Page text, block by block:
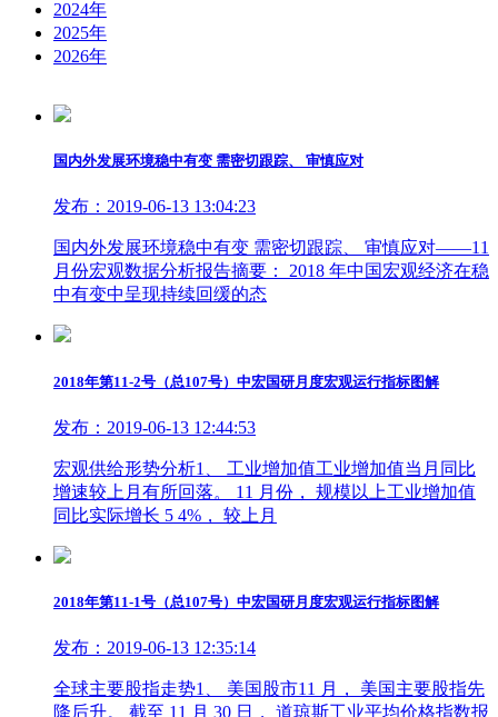
2024年
2025年
2026年
国内外发展环境稳中有变 需密切跟踪、 审慎应对
发布：2019-06-13 13:04:23
国内外发展环境稳中有变 需密切跟踪、 审慎应对——11
月份宏观数据分析报告摘要： 2018 年中国宏观经济在稳
中有变中呈现持续回缓的态
2018年第11-2号（总107号）中宏国研月度宏观运行指标图解
发布：2019-06-13 12:44:53
宏观供给形势分析1、 工业增加值工业增加值当月同比
增速较上月有所回落。 11 月份， 规模以上工业增加值
同比实际增长 5 4%， 较上月
2018年第11-1号（总107号）中宏国研月度宏观运行指标图解
发布：2019-06-13 12:35:14
全球主要股指走势1、 美国股市11 月， 美国主要股指先
降后升。 截至 11 月 30 日， 道琼斯工业平均价格指数报